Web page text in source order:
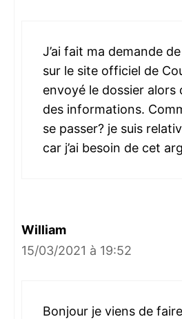
J’ai fait ma demande
sur le site officiel de
envoyé le dossier alors
des informations.
se passer? je suis
car j’ai besoin de cet
William
15/03/2021 à 19:52
Bonjour je viens de